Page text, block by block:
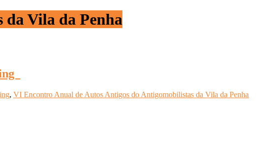
Vila da Penha
, VI Encontro Anual de Autos Antigos do Antigomobilistas da Vila da Penha